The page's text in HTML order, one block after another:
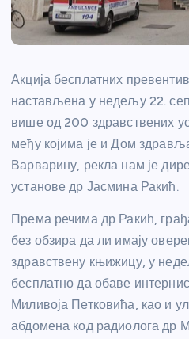
Акција бесплатних
настављена у недељу 22.
више од 200 здравствених
међу којима је и Дом
Варварину, рекла нам је
установе др Јасмина Ракић.
Према речима др Ракић,
без обзира да ли имају
здравствену књижицу, у
бесплатно да обаве
Миливоја Петковића, као и
абдомена код радиолога др